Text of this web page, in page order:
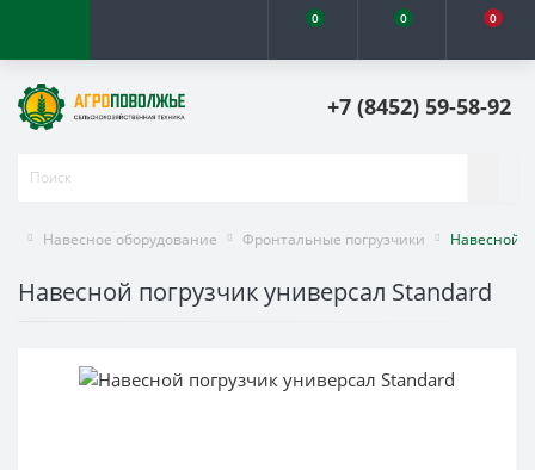
0 0 0
+7 (8452) 59-58-92
Навесное оборудование Фронтальные погрузчики Навесной
Навесной погрузчик универсал Standard